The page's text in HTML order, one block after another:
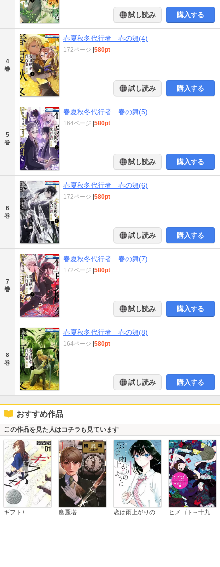
試し読み 購入する
4
巻
春夏秋冬代行者 春の舞(4)
172ページ 580pt
試し読み 購入する
5
巻
春夏秋冬代行者 春の舞(5)
164ページ 580pt
試し読み 購入する
6
巻
春夏秋冬代行者 春の舞(6)
172ページ 580pt
試し読み 購入する
7
巻
春夏秋冬代行者 春の舞(7)
172ページ 580pt
試し読み 購入する
8
巻
春夏秋冬代行者 春の舞(8)
164ページ 580pt
試し読み 購入する
おすすめ作品
この作品を見た人はコチラも見ています
ギフト± 幽麗塔 恋は雨上がりのように ヒメゴト～十九歳の制服～